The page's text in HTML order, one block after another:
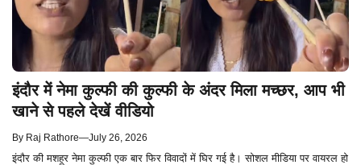
इंदौर में नेमा कुल्फी की कुल्फी के अंदर मिला मच्छर, आप भी
खाने से पहले देखें वीडियो
By Raj Rathore—July 26, 2026
इंदौर की मशहूर नेमा कुल्फी एक बार फिर विवादों में घिर गई है। सोशल मीडिया पर वायरल हो